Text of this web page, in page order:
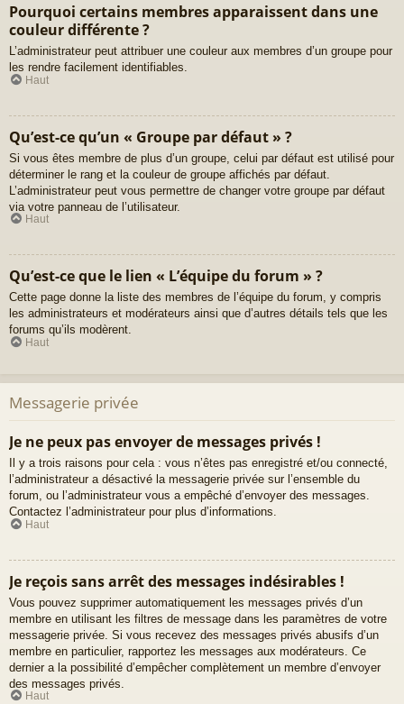
Pourquoi certains membres apparaissent dans une
couleur différente ?
L’administrateur peut attribuer une couleur aux membres d’un groupe pour
les rendre facilement identifiables.
Haut
Qu’est-ce qu’un « Groupe par défaut » ?
Si vous êtes membre de plus d’un groupe, celui par défaut est utilisé pour
déterminer le rang et la couleur de groupe affichés par défaut.
L’administrateur peut vous permettre de changer votre groupe par défaut
via votre panneau de l’utilisateur.
Haut
Qu’est-ce que le lien « L’équipe du forum » ?
Cette page donne la liste des membres de l’équipe du forum, y compris
les administrateurs et modérateurs ainsi que d’autres détails tels que les
forums qu’ils modèrent.
Haut
Messagerie privée
Je ne peux pas envoyer de messages privés !
Il y a trois raisons pour cela : vous n’êtes pas enregistré et/ou connecté,
l’administrateur a désactivé la messagerie privée sur l’ensemble du
forum, ou l’administrateur vous a empêché d’envoyer des messages.
Contactez l’administrateur pour plus d’informations.
Haut
Je reçois sans arrêt des messages indésirables !
Vous pouvez supprimer automatiquement les messages privés d’un
membre en utilisant les filtres de message dans les paramètres de votre
messagerie privée. Si vous recevez des messages privés abusifs d’un
membre en particulier, rapportez les messages aux modérateurs. Ce
dernier a la possibilité d’empêcher complètement un membre d’envoyer
des messages privés.
Haut